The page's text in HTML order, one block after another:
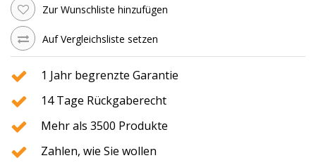
Zur Wunschliste hinzufügen
Auf Vergleichsliste setzen
1 Jahr begrenzte Garantie
14 Tage Rückgaberecht
Mehr als 3500 Produkte
Zahlen, wie Sie wollen